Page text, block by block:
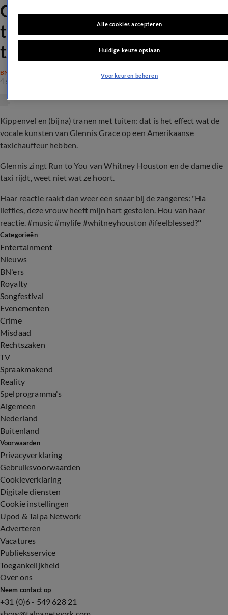
Glennis Grace weet
taxichauffeur tot tranen toe
te raken
BN'ERS
4 sep 2017, 13:49
Kippenvel en (bijna) tranen met tuiten: dat is het effect wat de
vocale kunsten van Glennis Grace op een Amerikaanse
taxichauffeur hebben.
Glennis zingt Run to You van Whitney Houston en de dame die
taxi rijdt, weet niet wat ze hoort.
Haar reactie raakt dan weer een snaar bij de zangeres: "Ha
lieffies, deze vrouw heeft mijn hart gestolen. Hou van haar
reactie. #music #mylife #whitneyhouston #ifeelblessed?"
Categorieën
Entertainment
Nieuws
BN'ers
Royalty
Songfestival
Evenementen
Crime
Misdaad
Rechtszaken
TV
Spraakmakend
Reality
Spelprogramma's
Algemeen
Nederland
Buitenland
Voorwaarden
Privacyverklaring
Gebruiksvoorwaarden
Cookieverklaring
Digitale diensten
Cookie instellingen
Upod & Talpa Network
Adverteren
Vacatures
Publieksservice
Toegankelijkheid
Over ons
Neem contact op
+31 (0)6 - 549 628 21
Alle cookies accepteren
Huidige keuze opslaan
Voorkeuren beheren